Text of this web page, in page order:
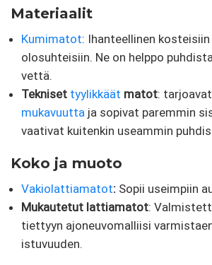
Materiaalit
Kumimatot: Ihanteellinen
olosuhteisiin. Ne on helppo
vettä.
Tekniset tyylikkäät matot:
mukavuutta ja sopivat paremmin
vaativat kuitenkin useammin
Koko ja muoto
Vakiolattiamatot: Sopii useimpiin
Mukautetut lattiamatot:
tiettyyn ajoneuvomalliisi
istuvuuden.